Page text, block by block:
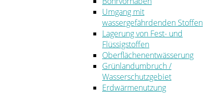
Umgang mit
wassergefährdenden Stoffen
Lagerung von Fest- und
Flüssigstoffen
Oberflächenentwässerung
Grünlandumbruch /
Wasserschutzgebiet
Erdwärmenutzung